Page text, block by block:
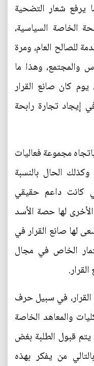
يرفع شعار التضحية
الخاصة السياسية،
للصالح العام، ومرة
والمجتمع، وهذا ما
ما بعد العام (2003)، يوم كان صانع القرار
إيجاد تجارة رابحة
مجموعة فعاليات
الحال بالنسبة
كانت داعم حقيقي
لها حصة الأسد
لها صانع القرار في
الخاص في مجال
في سبيل حرف
والمعاهد الخاصة
قبول الطلبة بغض
من يفكر بهذه